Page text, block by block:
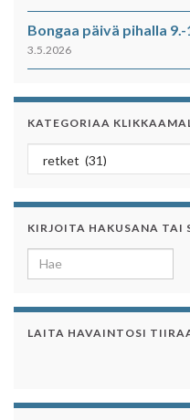
Bongaa päivä pihalla
3.5.2026
KATEGORIAA
Kategoriaa
KIRJOITA HAKUSANA TAI
Search for:
LAITA HAVAINTOSI